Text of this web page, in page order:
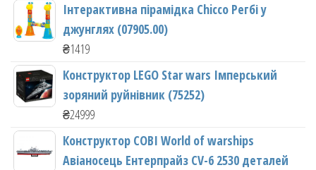
Інтерактивна пірамідка Chicco Регбі у
джунглях (07905.00)
₴1419
Конструктор LEGO Star wars Імперський
зоряний руйнівник (75252)
₴24999
Конструктор COBI World of warships
Авіаносець Ентерпрайз CV-6 2530 деталей